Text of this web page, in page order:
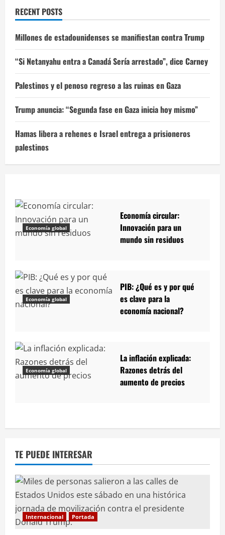
RECENT POSTS
Millones de estadounidenses se manifiestan contra Trump
“Si Netanyahu entra a Canadá Sería arrestado”, dice Carney
Palestinos y el penoso regreso a las ruinas en Gaza
Trump anuncia: “Segunda fase en Gaza inicia hoy mismo”
Hamas libera a rehenes e Israel entrega a prisioneros
palestinos
Economía global
Economía circular:
Innovación para un
mundo sin residuos
Economía global
PIB: ¿Qué es y por qué
es clave para la
economía nacional?
Economía global
La inflación explicada:
Razones detrás del
aumento de precios
TE PUEDE INTERESAR
Internacional Portada